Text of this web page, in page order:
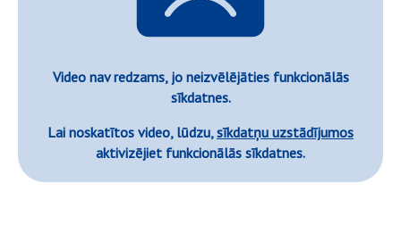
Video nav redzams, jo neizvēlējāties funkcionālās
sīkdatnes.
Lai noskatītos video, lūdzu,sīkdatņu uzstādījumos
aktivizējiet funkcionālās sīkdatnes.